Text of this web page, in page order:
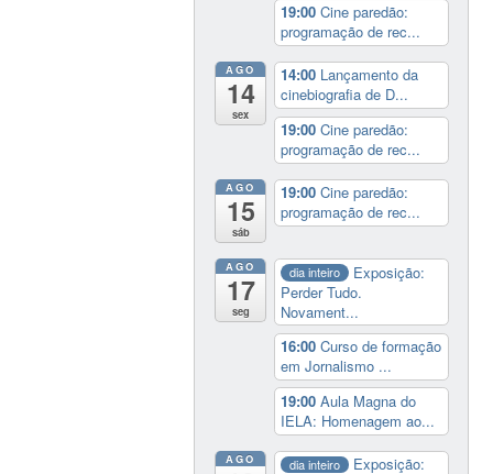
19:00Cine paredão:
programação de rec...
AGO
14
sex
14:00 Lançamento da
cinebiografia de D...
19:00Cine paredão:
programação de rec...
AGO
15
sáb
19:00Cine paredão:
programação de rec...
AGO
17
seg
dia inteiro
Exposição:
Perder Tudo.
Novament...
16:00Curso de formação
em Jornalismo ...
19:00Aula Magna do
IELA: Homenagem ao...
AGO dia inteiro
Exposição: